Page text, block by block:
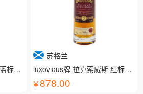
luxovious牌 拉克索威斯 蓝标威士忌
苏格兰
luxovious牌 拉克索威斯 红标威士忌
878.00